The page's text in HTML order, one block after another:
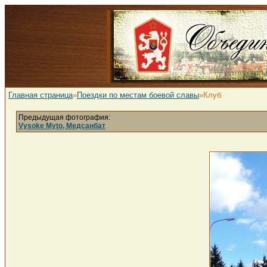
Главная страница»Поездки по местам боевой славы»Клуб
Предыдущая фотография:
Vysoke Myto, Медсанбат